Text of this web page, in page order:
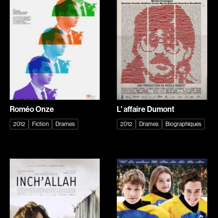
Sports
Thrillers
Décennies
1930
1940
1950
1960
1970
1980
1990
Réalisateur
(Daniel Grou) Podz
Absa Moussa Sene
Adam Camil
Adam Mark
Roméo Onze
2012 Fiction Drames
L' affaire Dumont
2012 Drames Biographiques